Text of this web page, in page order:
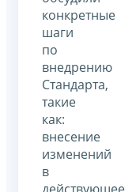
конкретные
шаги
по
внедрению
Стандарта,
такие
как:
внесение
изменений
в
действующее